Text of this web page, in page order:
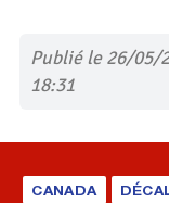
Publié le 26/05/
18:31
CANADA